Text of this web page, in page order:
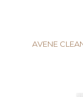
AVENE